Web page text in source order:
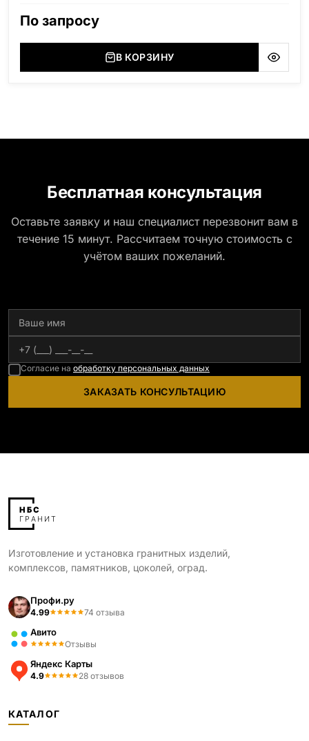
По запросу
В КОРЗИНУ
Бесплатная консультация
Оставьте заявку и наш специалист перезвонит вам в
течение 15 минут. Рассчитаем точную стоимость с
учётом ваших пожеланий.
Согласие на обработку персональных данных
ЗАКАЗАТЬ КОНСУЛЬТАЦИЮ
Изготовление и установка гранитных изделий,
комплексов, памятников, цоколей, оград.
Профи.ру
4.99 74 отзыва
Авито
Отзывы
Яндекс Карты
4.9 28 отзывов
КАТАЛОГ